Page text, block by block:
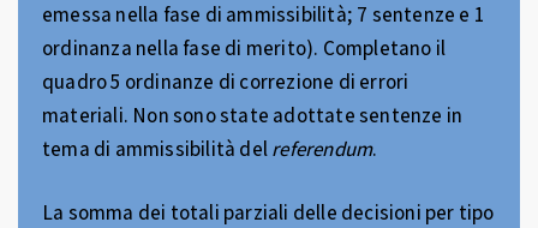
emessa nella fase di ammissibilità; 7 sentenze e 1
ordinanza nella fase di merito). Completano il
quadro 5 ordinanze di correzione di errori
materiali. Non sono state adottate sentenze in
tema di ammissibilità delreferendum.
La somma dei totali parziali delle decisioni per tipo